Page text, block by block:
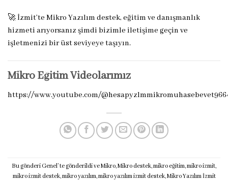
🚀 İzmit’te Mikro Yazılım destek, eğitim ve danışmanlık
hizmeti arıyorsanız şimdi bizimle iletişime geçin ve
işletmenizi bir üst seviyeye taşıyın.
Mikro Eğitim Videolarımız
https://www.youtube.com/
Bu gönderi Genel’ te gönderildi veMikro,Mikro destek,mikro eğitim,mikro izmit,
mikro izmit destek,mikro yazılım,mikro yazılım izmit destek,Mikro Yazılım İzmit